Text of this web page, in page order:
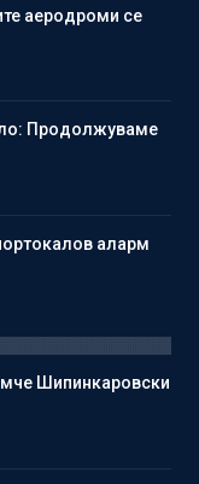
аеродроми се
Продолжуваме
аларм
Шипинкаровски